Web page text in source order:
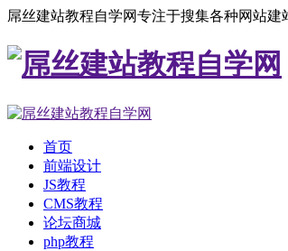
屌丝建站教程自学网专注于搜集各种网站
首页
前端设计
JS教程
CMS教程
论坛商城
php教程